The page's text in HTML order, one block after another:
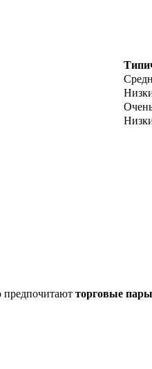
предпочитают торговые